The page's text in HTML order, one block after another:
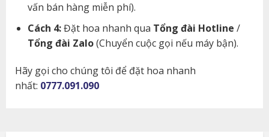
vấn bán hàng miễn phí).
Cách 4:Đặt hoa nhanh qua Tổng đài Hotline /
Tổng đài Zalo(Chuyển cuộc gọi nếu máy bận).
Hãy gọi cho chúng tôi để đặt hoa nhanh
nhất: 0777.091.090